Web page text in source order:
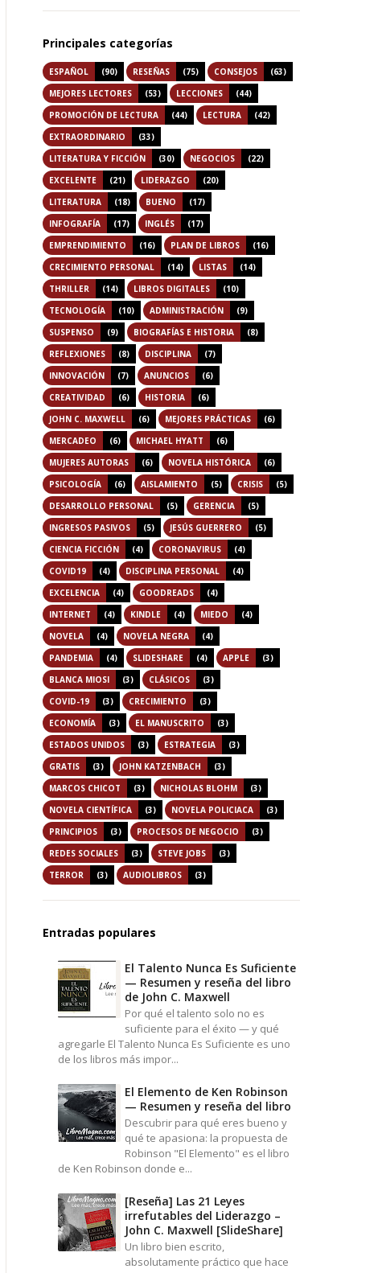
Principales categorías
ESPAÑOL (90) RESEÑAS (75) CONSEJOS
(63)
MEJORES LECTORES
(53) LECCIONES
(44)
PROMOCIÓN DE LECTURA
(44) LECTURA
(42)
EXTRAORDINARIO
(33)
LITERATURA Y FICCIÓN
(30) NEGOCIOS
(22)
EXCELENTE
(21) LIDERAZGO
(20)
LITERATURA
(18) BUENO
(17)
INFOGRAFÍA
(17) INGLÉS
(17)
EMPRENDIMIENTO
(16) PLAN DE LIBROS
(16)
CRECIMIENTO PERSONAL
(14) LISTAS
(14)
THRILLER
(14) LIBROS DIGITALES
(10)
TECNOLOGÍA
(10) ADMINISTRACIÓN
(9)
SUSPENSO
(9) BIOGRAFÍAS E HISTORIA
(8)
REFLEXIONES
(8) DISCIPLINA
(7)
INNOVACIÓN
(7) ANUNCIOS
(6)
CREATIVIDAD
(6) HISTORIA
(6)
JOHN C. MAXWELL
(6) MEJORES PRÁCTICAS
(6)
MERCADEO
(6) MICHAEL HYATT
(6)
MUJERES AUTORAS
(6) NOVELA HISTÓRICA
(6)
PSICOLOGÍA
(6) AISLAMIENTO (5) CRISIS
(5)
DESARROLLO PERSONAL
(5) GERENCIA
(5)
INGRESOS PASIVOS
(5) JESÚS GUERRERO
(5)
CIENCIA FICCIÓN
(4) CORONAVIRUS
(4)
COVID19
(4) DISCIPLINA PERSONAL
(4)
EXCELENCIA
(4) GOODREADS
(4)
INTERNET
(4) KINDLE (4) MIEDO
(4)
NOVELA
(4) NOVELA NEGRA
(4)
PANDEMIA
(4) SLIDESHARE (4) APPLE
(3)
BLANCA MIOSI
(3) CLÁSICOS
(3)
COVID-19
(3) CRECIMIENTO
(3)
ECONOMÍA
(3) EL MANUSCRITO
(3)
ESTADOS UNIDOS
(3) ESTRATEGIA
(3)
GRATIS
(3) JOHN KATZENBACH
(3)
MARCOS CHICOT
(3) NICHOLAS BLOHM
(3)
NOVELA CIENTÍFICA
(3) NOVELA POLICIACA
(3)
PRINCIPIOS
(3) PROCESOS DE NEGOCIO
(3)
REDES SOCIALES
(3) STEVE JOBS
(3)
TERROR
(3) AUDIOLIBROS (3)
Entradas populares
El Talento Nunca Es Suficiente
— Resumen y reseña del libro
de John C. Maxwell
Por qué el talento solo no es
suficiente para el éxito — y qué
agregarle El Talento Nunca Es Suficiente es uno
de los libros más impor...
El Elemento de Ken Robinson
— Resumen y reseña del libro
Descubrir para qué eres bueno y
qué te apasiona: la propuesta de
Robinson "El Elemento" es el libro
de Ken Robinson donde e...
[Reseña] Las 21 Leyes
irrefutables del Liderazgo –
John C. Maxwell [SlideShare]
Un libro bien escrito,
absolutamente práctico que hace